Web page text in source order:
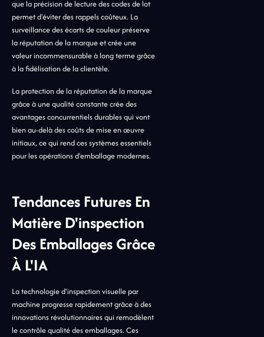
que la précision de lecture des codes de lot
permet d'éviter des rappels coûteux. La
surveillance des écarts de couleur préserve
la réputation de la marque et crée une
valeur incommensurable à long terme grâce
à la fidélisation de la clientèle.
La protection de la réputation de la marque
grâce à une qualité constante crée des
avantages concurrentiels durables qui vont
bien au-delà des coûts de mise en œuvre
initiaux, ce qui rend ces systèmes essentiels
pour les opérations d'emballage modernes.
Tendances Futures En
Matière D'inspection
Des Emballages Grâce
À L'IA
La technologie d'inspection visuelle par
machine progresse rapidement grâce à des
innovations révolutionnaires qui remodèlent
le contrôle qualité des emballages. Ces